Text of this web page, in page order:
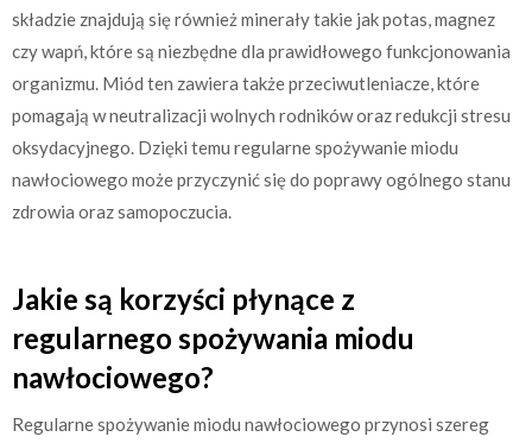
składzie znajdują się również minerały takie jak potas, magnez
czy wapń, które są niezbędne dla prawidłowego funkcjonowania
organizmu. Miód ten zawiera także przeciwutleniacze, które
pomagają w neutralizacji wolnych rodników oraz redukcji stresu
oksydacyjnego. Dzięki temu regularne spożywanie miodu
nawłociowego może przyczynić się do poprawy ogólnego stanu
zdrowia oraz samopoczucia.
Jakie są korzyści płynące z
regularnego spożywania miodu
nawłociowego?
Regularne spożywanie miodu nawłociowego przynosi szereg